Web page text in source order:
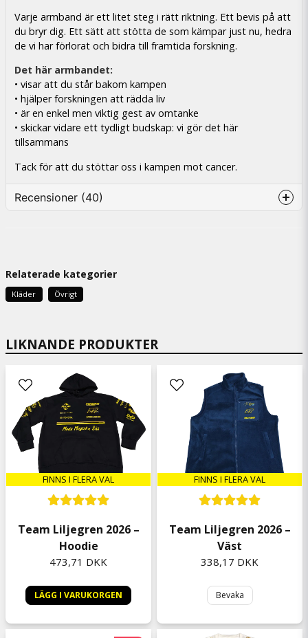
Varje armband är ett litet steg i rätt riktning. Ett bevis på att
du bryr dig. Ett sätt att stötta de som kämpar just nu, hedra
de vi har förlorat och bidra till framtida forskning.
Det här armbandet:
• visar att du står bakom kampen
• hjälper forskningen att rädda liv
• är en enkel men viktig gest av omtanke
• skickar vidare ett tydligt budskap: vi gör det här
tillsammans
Tack för att du stöttar oss i kampen mot cancer.
Recensioner (40)
Anonym
for 1 dag siden
Fint förutom att det var svårt att fatta hur man
magnus
har cancer själv
Sandra
for 2 dage siden
Tommy
for 4 dage siden
Toppenbra🤘
Anonym
Anonym
for 2 uger siden
for 3 uger siden
for 1 måned siden
LIKNANDE PRODUKTER
FINNS I FLERA VAL
Team Liljegren 2026 –
Hoodie
473,71 DKK
LÄGG I VARUKORGEN
FINNS I FLERA VAL
Team Liljegren 2026 –
Väst
338,17 DKK
Bevaka
Relaterade kategorier
Kläder Övrigt